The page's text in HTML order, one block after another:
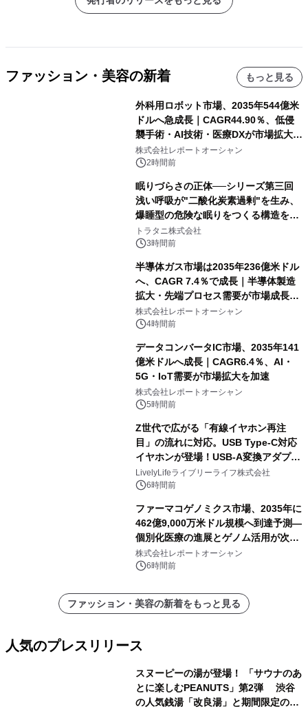
ファッション・美容の新着 もっと見る
外科用ロボット市場、2035年544億米
ドルへ急成長｜CAGR44.90％、低侵
襲手術・AI技術・医療DXが市場拡大を
牽引
株式会社レポートオーシャン
2時間前
眠りづらさの正体──シリーズ第三回
浅い呼吸が"二酸化炭素過剰"を生み、
爆睡型の危険な眠りをつくる構造を解
説
トラタニ株式会社
3時間前
半導体ガス市場は2035年236億米ドル
へ、CAGR 7.4％で成長｜半導体製造
拡大・先端プロセス需要が市場成長を
加速
株式会社レポートオーシャン
4時間前
データコンバータIC市場、2035年141
億米ドルへ成長｜CAGR6.4％、AI・
5G・IoT需要が市場拡大を加速
株式会社レポートオーシャン
5時間前
Z世代で広がる「有線イヤホン再注
目」の流れに対応。USB Type-C対応
イヤホンが登場！USB-A変換アダプタ
ー付きでスマホからパソコンまで幅広
く活用可能
LivelyLifeライブリーライフ株式会社
6時間前
ファーマコゲノミクス市場、2035年に
462億9,000万米ドル規模へ到達予測―
個別化医療の進展とゲノム活用が次世
代ヘルスケア投資を加速
株式会社レポートオーシャン
6時間前
ファッション・美容の新着をもっと見る
人気のプレスリリース
スヌーピーの湯が登場！ 「サウナのあ
とに楽しむPEANUTS」第2弾 渋谷
の人気銭湯「改良湯」と期間限定のコ